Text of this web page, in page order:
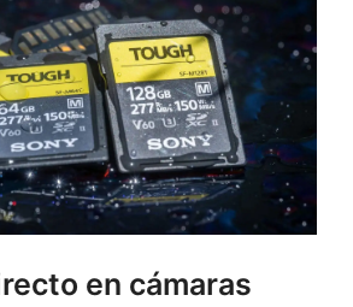
en cámaras